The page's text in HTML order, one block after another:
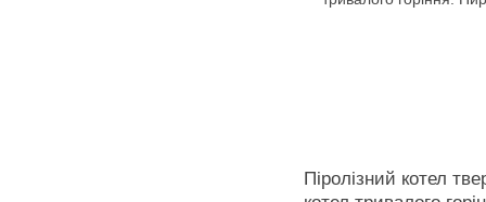
Піролізний котел